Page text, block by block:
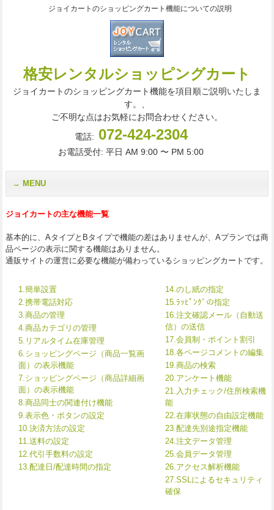
ジョイカートのショッピングカート機能についての説明
格安レンタルショッピングカート
ジョイカートのショッピングカート機能を項目順ご説明いたしま
す。、
ご不明な点はお気軽にお問合わせください。
電話: 072-424-2304
お電話受付: 平日 AM 9:00 〜 PM 5:00
MENU
ジョイカートの主な機能一覧
基本的に、AタイプとBタイプで機能の差はありませんが、Aプランでは商
品ページの表示に関する機能はありません。
通販サイトの運営に必要な機能が備わっているショッピングカートです。
1.簡単設置
2.携帯電話対応
3.商品の管理
4.商品カテゴリの管理
5.リアルタイム在庫管理
6.ショッピングページ（商品一覧画
面）の表示機能
7.ショッピングページ（商品詳細画
面）の表示機能
8.商品同士の関連付け機能
9.表示色・ボタンの設定
10.決済方法の設定
11.送料の設定
12.代引手数料の設定
13.配達日/配達時間の指定
14.のし紙の指定
15.ﾗｯﾋﾟﾝｸﾞの指定
16.注文確認メール（自動送
信）の送信
17.会員制・ポイント割引
18.各ページコメントの編集
19.商品の検索
20.アンケート機能
21.入力チェック/住所検索機
能
22.在庫状態の自由設定機能
23.配達先別途指定機能
24.注文データ管理
25.会員データ管理
26.アクセス解析機能
27.SSLによるセキュリティ
確保